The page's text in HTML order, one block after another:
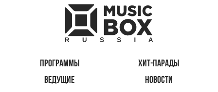
ПРОГРАММЫ
ХИТ-ПАРАДЫ
ВЕДУЩИЕ
НОВОСТИ